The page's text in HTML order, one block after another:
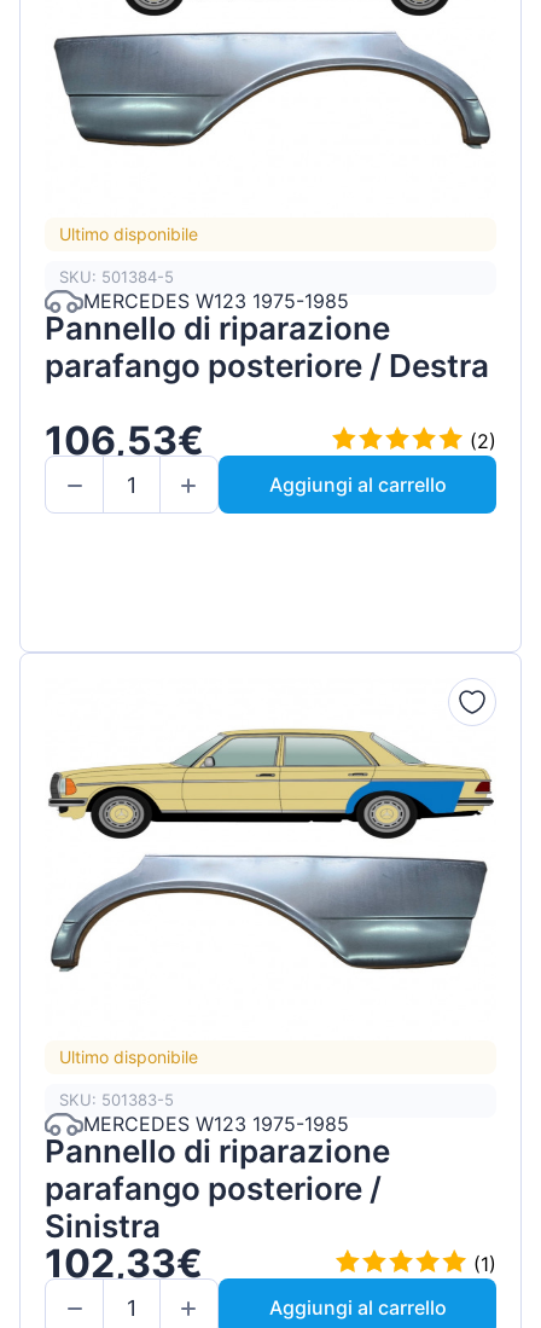
Ultimo disponibile
SKU: 501384-5
MERCEDES W123 1975-1985
Pannello di riparazione
parafango posteriore / Destra
106,53€
(2)
Aggiungi al carrello
Ultimo disponibile
SKU: 501383-5
MERCEDES W123 1975-1985
Pannello di riparazione
parafango posteriore /
Sinistra
102,33€
(1)
Aggiungi al carrello